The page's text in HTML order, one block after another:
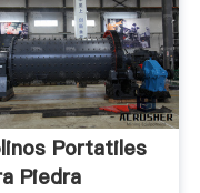
Portatiles
Piedra